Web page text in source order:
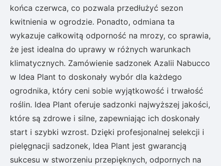
końca czerwca, co pozwala przedłużyć sezon
kwitnienia w ogrodzie. Ponadto, odmiana ta
wykazuje całkowitą odporność na mrozy, co sprawia,
że jest idealna do uprawy w różnych warunkach
klimatycznych. Zamówienie sadzonek Azalii Nabucco
w Idea Plant to doskonały wybór dla każdego
ogrodnika, który ceni sobie wyjątkowość i trwałość
roślin. Idea Plant oferuje sadzonki najwyższej jakości,
które są zdrowe i silne, zapewniając ich doskonały
start i szybki wzrost. Dzięki profesjonalnej selekcji i
pielęgnacji sadzonek, Idea Plant jest gwarancją
sukcesu w stworzeniu przepięknych, odpornych na